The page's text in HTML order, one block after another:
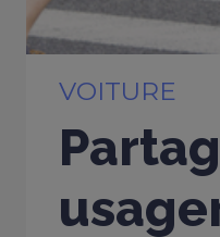
VOITURE